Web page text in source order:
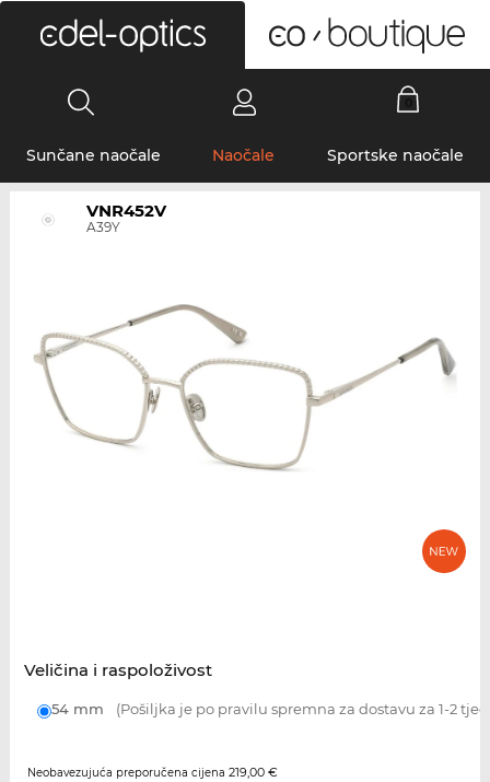
Sunčane naočale Naočale Sportske naočale
VNR452V
A39Y
Veličina i raspoloživost
54 mm (Pošiljka je po pravilu spremna za dostavu za 1-2
Neobavezujuća preporučena cijena 219,00 €